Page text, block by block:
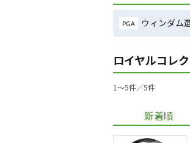
PGA ウィンダム
ロイヤルコレ
1〜5件／5件
新着順